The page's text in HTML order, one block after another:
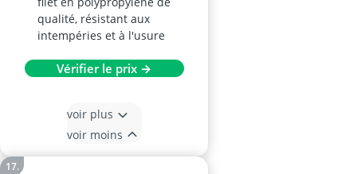
qualité, résistant aux
intempéries et à l'usure
Vérifier le prix →
voir plus
voir moins